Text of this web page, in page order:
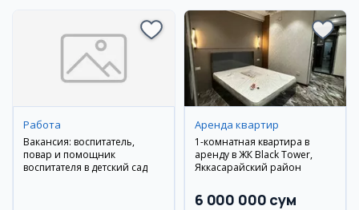
Работа
Вакансия: воспитатель,
повар и помощник
воспитателя в детский сад
Аренда квартир
1-комнатная квартира в
аренду в ЖК Black Tower,
Яккасарайский район
6 000 000 сум